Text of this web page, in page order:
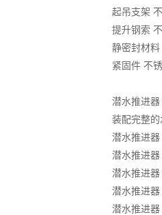
起吊支架
提升钢索
静密封材
紧固件 不
潜水推进
装配完整
潜水推进
潜水推进
潜水推进
潜水推进
潜水推进